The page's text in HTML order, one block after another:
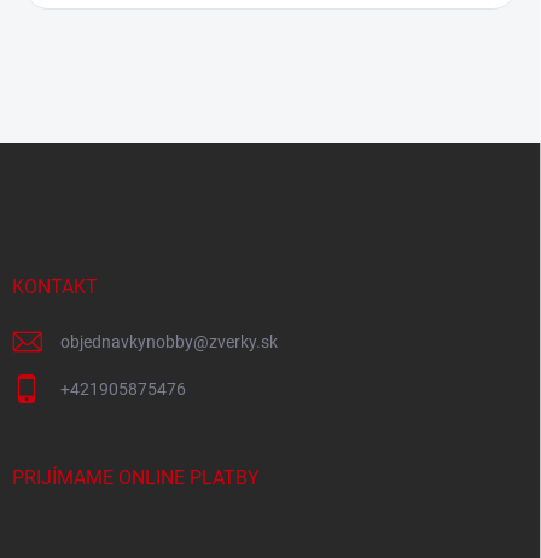
KONTAKT
objednavkynobby@zverky.sk
+421905875476
PRIJÍMAME ONLINE PLATBY